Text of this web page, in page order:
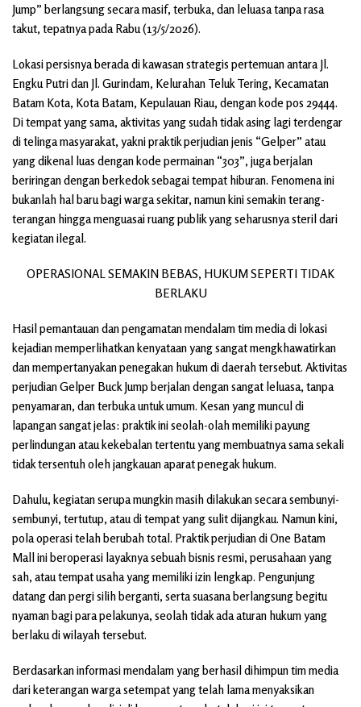
Jump” berlangsung secara masif, terbuka, dan leluasa tanpa rasa
takut, tepatnya pada Rabu (13/5/2026).
Lokasi persisnya berada di kawasan strategis pertemuan antara Jl.
Engku Putri dan Jl. Gurindam, Kelurahan Teluk Tering, Kecamatan
Batam Kota, Kota Batam, Kepulauan Riau, dengan kode pos 29444.
Di tempat yang sama, aktivitas yang sudah tidak asing lagi terdengar
di telinga masyarakat, yakni praktik perjudian jenis “Gelper” atau
yang dikenal luas dengan kode permainan “303”, juga berjalan
beriringan dengan berkedok sebagai tempat hiburan. Fenomena ini
bukanlah hal baru bagi warga sekitar, namun kini semakin terang-
terangan hingga menguasai ruang publik yang seharusnya steril dari
kegiatan ilegal.
OPERASIONAL SEMAKIN BEBAS, HUKUM SEPERTI TIDAK
BERLAKU
Hasil pemantauan dan pengamatan mendalam tim media di lokasi
kejadian memperlihatkan kenyataan yang sangat mengkhawatirkan
dan mempertanyakan penegakan hukum di daerah tersebut. Aktivitas
perjudian Gelper Buck Jump berjalan dengan sangat leluasa, tanpa
penyamaran, dan terbuka untuk umum. Kesan yang muncul di
lapangan sangat jelas: praktik ini seolah-olah memiliki payung
perlindungan atau kekebalan tertentu yang membuatnya sama sekali
tidak tersentuh oleh jangkauan aparat penegak hukum.
Dahulu, kegiatan serupa mungkin masih dilakukan secara sembunyi-
sembunyi, tertutup, atau di tempat yang sulit dijangkau. Namun kini,
pola operasi telah berubah total. Praktik perjudian di One Batam
Mall ini beroperasi layaknya sebuah bisnis resmi, perusahaan yang
sah, atau tempat usaha yang memiliki izin lengkap. Pengunjung
datang dan pergi silih berganti, serta suasana berlangsung begitu
nyaman bagi para pelakunya, seolah tidak ada aturan hukum yang
berlaku di wilayah tersebut.
Berdasarkan informasi mendalam yang berhasil dihimpun tim media
dari keterangan warga setempat yang telah lama menyaksikan